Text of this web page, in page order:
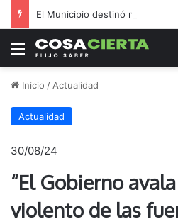
Menú
Inicio / Actualidad
Actualidad
30/08/24
“El Gobierno
violento de las